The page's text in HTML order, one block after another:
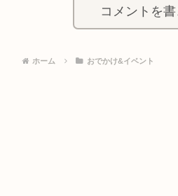
コメントを
ホーム おでかけ&イベント